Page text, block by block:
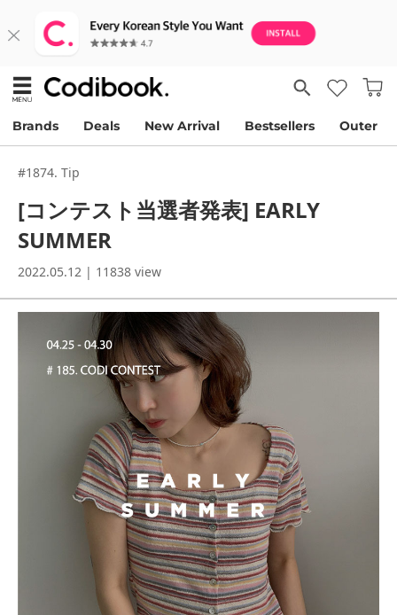
Brands Deals New Arrival Bestsellers Outer
#1874. Tip
[コンテスト当選者発表] EARLY
SUMMER
2022.05.12 | 11838 view